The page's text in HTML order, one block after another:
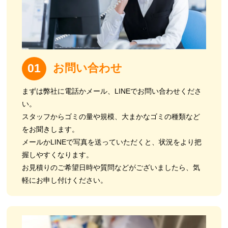
01 お問い合わせ
まずは弊社に電話かメール、LINEでお問い合わせくださ
い。
スタッフからゴミの量や規模、大まかなゴミの種類など
をお聞きします。
メールかLINEで写真を送っていただくと、状況をより把
握しやすくなります。
お見積りのご希望日時や質問などがございましたら、気
軽にお申し付けください。